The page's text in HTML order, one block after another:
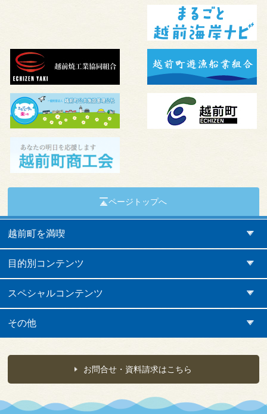
ページトップへ
越前町を満喫
目的別コンテンツ
スペシャルコンテンツ
その他
お問合せ・資料請求はこちら